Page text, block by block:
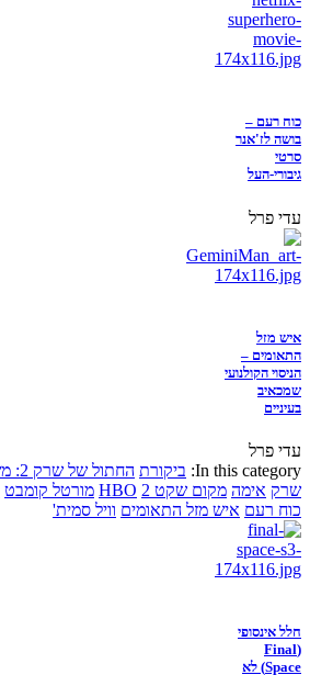
כוח רעם –
בושה לז'אנר
סרטי
גיבורי-העל
עדי פרל
איש מזל
התאומים –
הניסוי הקולנועי
שמכאיב
בעיניים
עדי פרל
In this category: ביקורת החתול של שרק 2: משאלה אחת ודי
שרק אימה מקום שקט 2 HBO מורטל קומבט
כוח רעם איש מזל התאומים וויל סמית'
חלל אינסופי
(Final
Space) לא